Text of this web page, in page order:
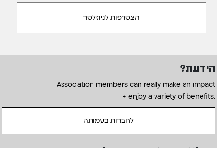
הידעת?
Association members can really make an impact
+ enjoy a variety of benefits.
לחברות בעמותה